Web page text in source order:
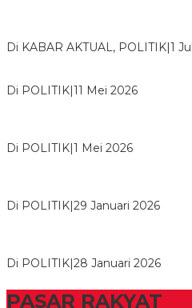
Di KABAR AKTUAL, POLITIK|1
Di POLITIK|11 Mei 2026
Di POLITIK|1 Mei 2026
Di POLITIK|29 Januari 2026
Di POLITIK|28 Januari 2026
PASAR RAKYAT